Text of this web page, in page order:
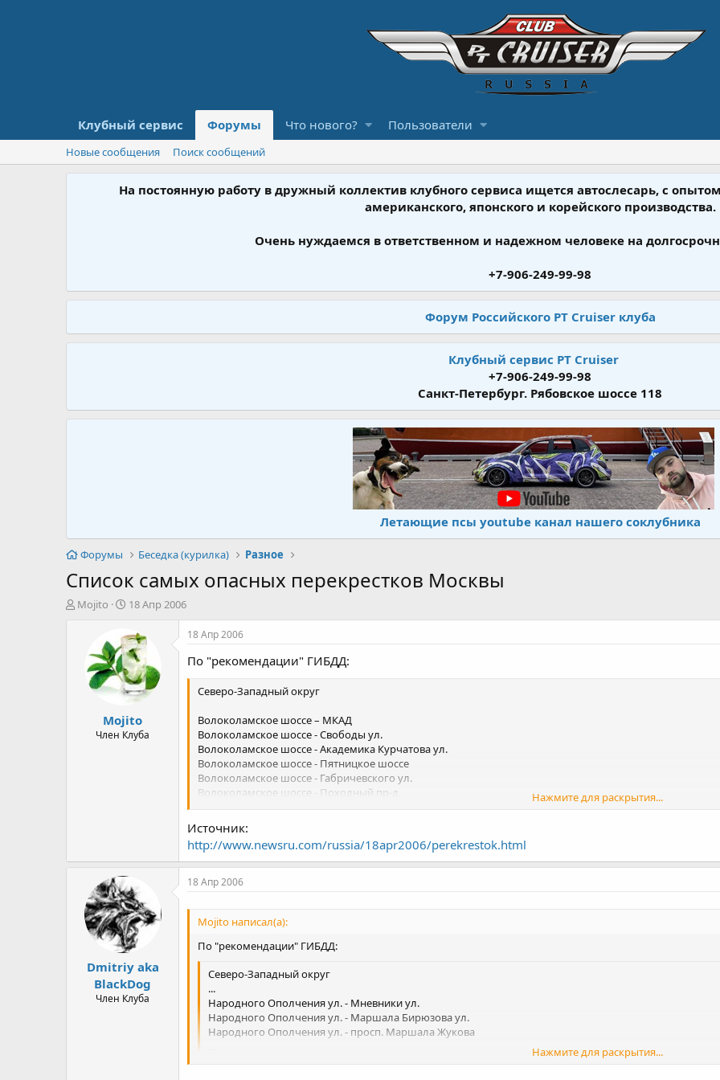
Клубный сервис Форумы Что нового? Пользователи
Новые сообщения Поиск сообщений
На постоянную работу в дружный коллектив клубного сервиса ищется автослесарь, с
американского, японского и корейского производства.
Очень нуждаемся в ответственном и надежном человеке на
+7-906-249-99-98
Форум Российского PT Cruiser клуба
Клубный сервис PT Cruiser
+7-906-249-99-98
Санкт-Петербург. Рябовское шоссе 118
Летающие псы youtube канал нашего соклубника
Форумы Беседка (курилка) Разное
Список самых опасных перекрестков Москвы
А
Mojito
Д
т
а
н
а
ч
л
а
18 Апр 2006
Mojito
Член Клуба
18 Апр 2006
По "рекомендации" ГИБДД:
Северо-Западный округ
Волоколамское шоссе – МКАД
Волоколамское шоссе - Свободы ул.
Волоколамское шоссе - Академика Курчатова ул.
Волоколамское шоссе - Пятницкое шоссе
Волоколамское шоссе - Габричевского ул.
Волоколамское шоссе - Походный пр-д
Пятницкое шоссе - 1-й Митинский пр-д
Митинская ул. – МКАД
Митинская ул. - Трикотажный пр-д
Митинская ул. - Дубравная ул.
Народного Ополчения ул. - Мневники ул.
Народного Ополчения ул. - просп. Маршала Жукова
Свободы ул. - Лодочная ул.
Свободы ул. – МКАД
Свободы ул. - ул. Планерная
Свободы ул. - Фомичевой ул.
2-я Лыковская ул. - МКАД
Нажмите для раскрытия...
Источник:
http://www.newsru.com/russia/18apr2006/perekrestok.html
Dmitriy aka
BlackDog
Член Клуба
18 Апр 2006
Mojito написал(а):
По "рекомендации" ГИБДД:
Северо-Западный округ
...
Народного Ополчения ул. - Мневники ул.
Народного Ополчения ул. - Маршала Бирюзова ул.
Народного Ополчения ул. - просп. Маршала Жукова
Нажмите для раскрытия...